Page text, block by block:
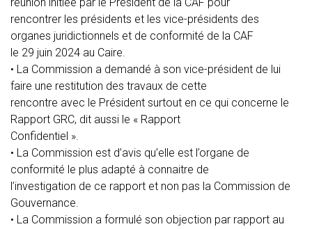
rencontrer les présidents et les vice-présidents des
organes juridictionnels et de conformité de la CAF
le 29 juin 2024 au Caire.
• La Commission a demandé à son vice-président de lui
faire une restitution des travaux de cette
rencontre avec le Président surtout en ce qui concerne le
Rapport GRC, dit aussi le « Rapport
Confidentiel ».
• La Commission est d’avis qu’elle est l’organe de
conformité le plus adapté à connaitre de
l’investigation de ce rapport et non pas la Commission de
Gouvernance.
• La Commission a formulé son objection par rapport au